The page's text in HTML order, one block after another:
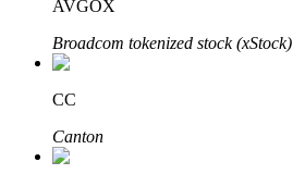
พันธมิตร Bitrue
AVGOX
Broadcom tokenized stock (xStock)
CC
Canton